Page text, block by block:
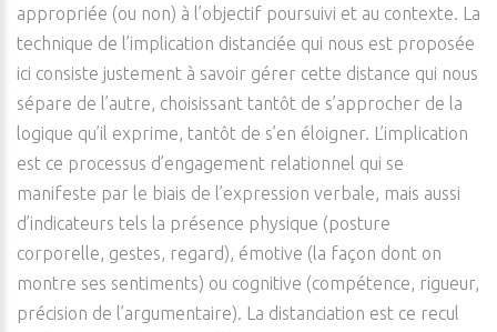
appropriée (ou non) à l’objectif poursuivi et au contexte. La
technique de l’implication distanciée qui nous est proposée
ici consiste justement à savoir gérer cette distance qui nous
sépare de l’autre, choisissant tantôt de s’approcher de la
logique qu’il exprime, tantôt de s’en éloigner. L’implication
est ce processus d’engagement relationnel qui se
manifeste par le biais de l’expression verbale, mais aussi
d’indicateurs tels la présence physique (posture
corporelle, gestes, regard), émotive (la façon dont on
montre ses sentiments) ou cognitive (compétence, rigueur,
précision de l’argumentaire). La distanciation est ce recul